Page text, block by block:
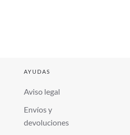
AYUDAS
Aviso legal
Envíos y
devoluciones